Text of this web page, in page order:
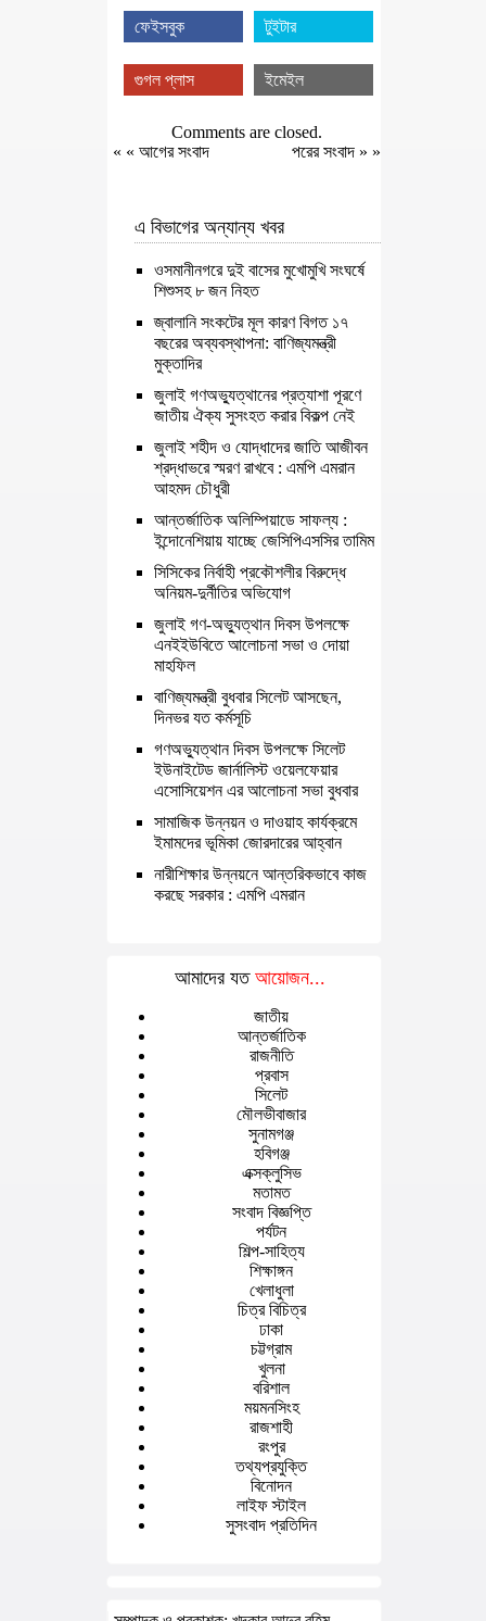
ফেইসবুক টুইটার
গুগল প্লাস ইমেইল
Comments are closed.
« « আগের সংবাদ পরের সংবাদ » »
এ বিভাগের অন্যান্য খবর
ওসমানীনগরে দুই বাসের মুখোমুখি সংঘর্ষে
শিশুসহ ৮ জন নিহত
জ্বালানি সংকটের মূল কারণ বিগত ১৭
বছরের অব্যবস্থাপনা: বাণিজ্যমন্ত্রী
মুক্তাদির
জুলাই গণঅভ্যুত্থানের প্রত্যাশা পূরণে
জাতীয় ঐক্য সুসংহত করার বিকল্প নেই
জুলাই শহীদ ও যোদ্ধাদের জাতি আজীবন
শ্রদ্ধাভরে স্মরণ রাখবে : এমপি এমরান
আহমদ চৌধুরী
আন্তর্জাতিক অলিম্পিয়াডে সাফল্য :
ইন্দোনেশিয়ায় যাচ্ছে জেসিপিএসসির তামিম
সিসিকের নির্বাহী প্রকৌশলীর বিরুদ্ধে
অনিয়ম-দুর্নীতির অভিযোগ
জুলাই গণ-অভ্যুত্থান দিবস উপলক্ষে
এনইইউবিতে আলোচনা সভা ও দোয়া
মাহফিল
বাণিজ্যমন্ত্রী বুধবার সিলেট আসছেন,
দিনভর যত কর্মসূচি
গণঅভ্যুত্থান দিবস উপলক্ষে সিলেট
ইউনাইটেড জার্নালিস্ট ওয়েলফেয়ার
এসোসিয়েশন এর আলোচনা সভা বুধবার
সামাজিক উন্নয়ন ও দাওয়াহ কার্যক্রমে
ইমামদের ভূমিকা জোরদারের আহ্বান
নারীশিক্ষার উন্নয়নে আন্তরিকভাবে কাজ
করছে সরকার : এমপি এমরান
আমাদের যত আয়োজন...
জাতীয়
আন্তর্জাতিক
রাজনীতি
প্রবাস
সিলেট
মৌলভীবাজার
সুনামগঞ্জ
হবিগঞ্জ
এক্সক্লুসিভ
মতামত
সংবাদ বিজ্ঞপ্তি
পর্যটন
শিল্প-সাহিত্য
শিক্ষাঙ্গন
খেলাধুলা
চিত্র বিচিত্র
ঢাকা
চট্টগ্রাম
খুলনা
বরিশাল
ময়মনসিংহ
রাজশাহী
রংপুর
তথ্যপ্রযুক্তি
বিনোদন
লাইফ স্টাইল
সুসংবাদ প্রতিদিন